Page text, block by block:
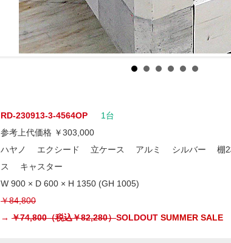
RD-230913-3-4564OP
1台
参考上代価格 ￥303,000
ハヤノ エクシード 立ケース アルミ シルバー 棚
ス キャスター
W 900 × D 600 × H 1350 (GH 1005)
￥84,800
→ ￥74,800（税込￥82,280）SOLDOUT SUMMER SALE